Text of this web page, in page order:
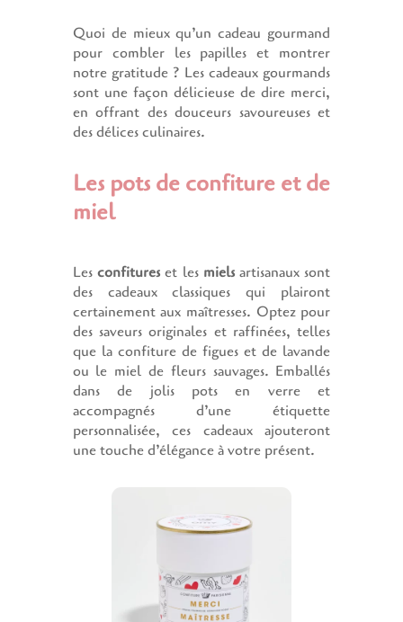
Quoi de mieux qu’un cadeau gourmand
pour combler les papilles et montrer
notre gratitude ? Les cadeaux gourmands
sont une façon délicieuse de dire merci,
en offrant des douceurs savoureuses et
des délices culinaires.
Les pots de confiture et de
miel
Les confitureset les mielsartisanaux sont
des cadeaux classiques qui plairont
certainement aux maîtresses. Optez pour
des saveurs originales et raffinées, telles
que la confiture de figues et de lavande
ou le miel de fleurs sauvages. Emballés
dans de jolis pots en verre et
accompagnés d’une étiquette
personnalisée, ces cadeaux ajouteront
une touche d’élégance à votre présent.